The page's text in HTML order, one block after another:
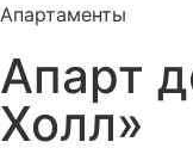
Апартаменты
Апарт
Холл»